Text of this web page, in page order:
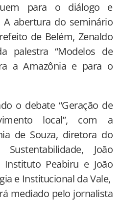
para o diálogo e
abertura do seminário
de Belém, Zenaldo
palestra “Modelos de
a Amazônia e para o
o debate “Geração de
local”, com a
de Souza, diretora do
João
Peabiru e João
e Institucional da Vale,
mediado pelo jornalista